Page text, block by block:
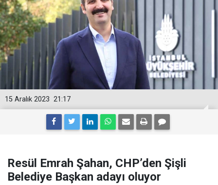
21:17
15 Aralık 2023
Resül Emrah Şahan, CHP’den Şişli
Belediye Başkan adayı oluyor